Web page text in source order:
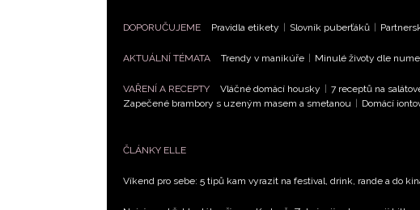
DOPORUČUJEME Pravidla etikety | Slovník puberťáků |
AKTUÁLNÍ TÉMATA Trendy v manikúře | Minulé životy dle
VAŘENÍ A RECEPTY Vláčné domácí housky | 7 receptů na
Zapečené brambory s uzeným masem a smetanou | Domácí
ČLÁNKY ELLE
Víkend pro sebe: 5 tipů kam vyrazit na festival, drink, rande a do